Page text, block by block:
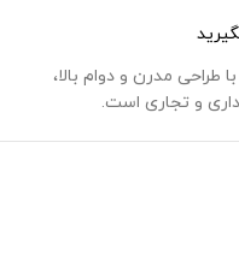
موکت استاندارد کارپتز طرح کو پایلت 756 با طراحی مدرن و دوام بالا،
و تجاری است.